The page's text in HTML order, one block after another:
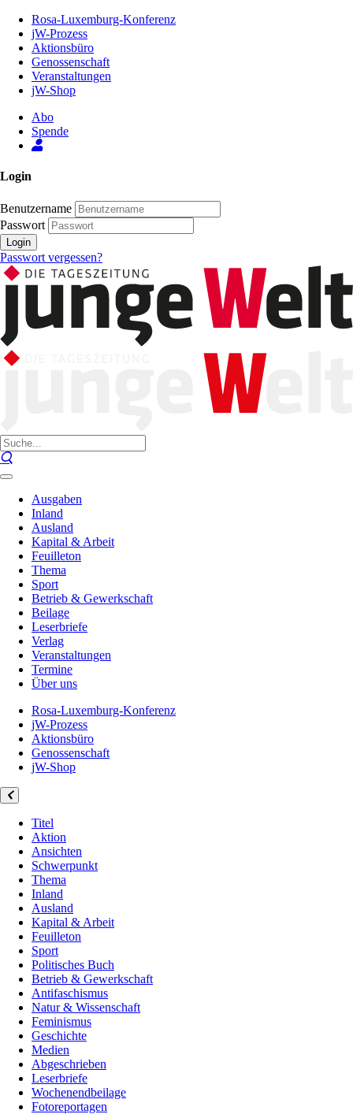
Inhalt
Seite
Rosa-Luxemburg-Konferenz
jW-Prozess
Aktionsbüro
Genossenschaft
Veranstaltungen
jW-Shop
Abo
Spende
Login
Benutzername
Passwort
Login
Passwort vergessen?
Ausgaben
Inland
Ausland
Kapital & Arbeit
Feuilleton
Thema
Sport
Betrieb & Gewerkschaft
Beilage
Leserbriefe
Verlag
Veranstaltungen
Termine
Über uns
Rosa-Luxemburg-Konferenz
jW-Prozess
Aktionsbüro
Genossenschaft
jW-Shop
Titel
Aktion
Ansichten
Schwerpunkt
Thema
Inland
Ausland
Kapital & Arbeit
Feuilleton
Sport
Politisches Buch
Betrieb & Gewerkschaft
Antifaschismus
Natur & Wissenschaft
Feminismus
Geschichte
Medien
Abgeschrieben
Leserbriefe
Wochenendbeilage
Fotoreportagen